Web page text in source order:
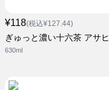
¥118(税込¥127.44)
ぎゅっと濃い十六茶 アサヒ
630ml